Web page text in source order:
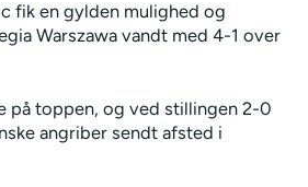
fik en gylden mulighed og
Warszawa vandt med 4-1 over
på toppen, og ved stillingen 2-0
angriber sendt afsted i